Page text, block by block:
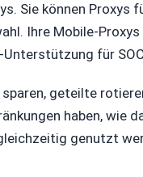
Sie können Proxys
Ihre Mobile-
Unterstützung für
geteilte
haben, wie
genutzt